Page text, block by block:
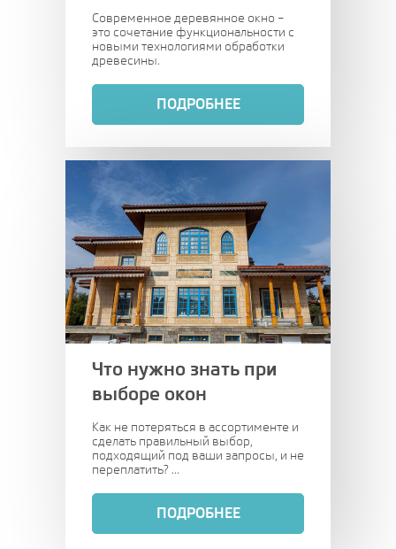
Современное деревянное окно –
это сочетание функциональности с
новыми технологиями обработки
древесины.
ПОДРОБНЕЕ
Что нужно знать при
выборе окон
Как не потеряться в ассортименте и
сделать правильный выбор,
подходящий под ваши запросы, и не
переплатить? ...
ПОДРОБНЕЕ